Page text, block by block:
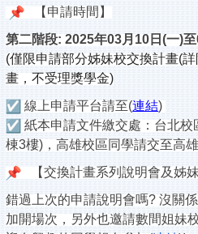
【 申請時間】
第二階段: 2025年03月10日(一)
(僅限申請部分姊妹校交換計畫(
畫， 不受理獎學金)
線上申請平台請至(連結)
紙本申請文件繳交處：台北
棟3樓)，高雄校區同學請交至高
【交換計畫系列說明會及姊
錯過上次的申請說明會嗎? 沒關
加開場次， 另外也邀請數間姐妹